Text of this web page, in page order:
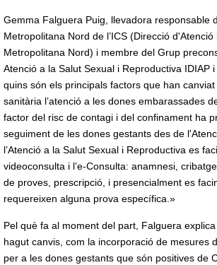
Gemma Falguera Puig, llevadora responsable
Metropolitana Nord de l’ICS (Direcció d'Atenció
Metropolitana Nord) i membre del Grup
Atenció a la Salut Sexual i Reproductiva IDIAP
quins són els principals factors que han
sanitària l’atenció a les dones embarassades
factor del risc de contagi i del confinament ha
seguiment de les dones gestants des de
l’Atenció a la Salut Sexual i Reproductiva es
videoconsulta i l’e-Consulta: anamnesi,
de proves, prescripció, i presencialment es
requereixen alguna prova específica.»
Pel què fa al moment del part, Falguera
hagut canvis, com la incorporació de mesures
per a les dones gestants que són positives de